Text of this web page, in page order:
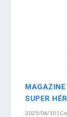
MAGAZINE
SUPER
2025/06/10 |